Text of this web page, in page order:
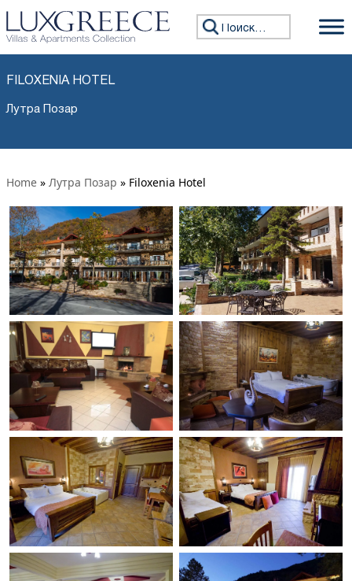
Искать:
FILOXENIA HOTEL
Лутра Позар
Home » Лутра Позар » Filoxenia Hotel